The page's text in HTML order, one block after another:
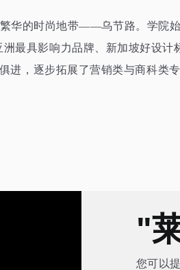
华的时尚地带——乌节路。学院
最具影响力品牌、新加坡好设计
，逐步拓展了营销类与商科类
"
您可以